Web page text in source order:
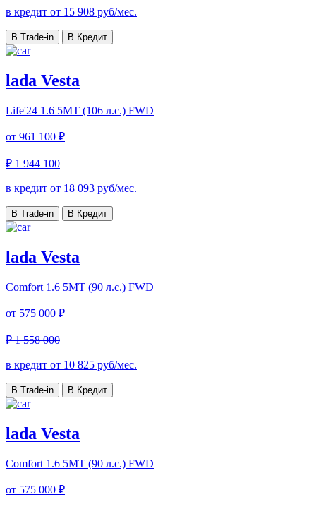
в кредит от 15 908 руб/мес.
В Trade-in В Кредит
lada Vesta
Life'24 1.6 5MT (106 л.с.) FWD
от 961 100 ₽
₽ 1 944 100
в кредит от 18 093 руб/мес.
В Trade-in В Кредит
lada Vesta
Comfort 1.6 5MT (90 л.с.) FWD
от 575 000 ₽
₽ 1 558 000
в кредит от 10 825 руб/мес.
В Trade-in В Кредит
lada Vesta
Comfort 1.6 5MT (90 л.с.) FWD
от 575 000 ₽